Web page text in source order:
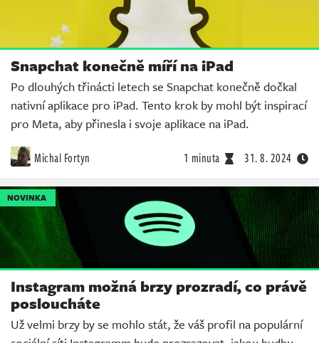
Snapchat konečně míří na iPad
Po dlouhých třinácti letech se Snapchat konečně dočkal
nativní aplikace pro iPad. Tento krok by mohl být inspirací
pro Meta, aby přinesla i svoje aplikace na iPad.
Michal Fortyn 1 minuta 31. 8. 2024
NOVINKA
Instagram možná brzy prozradí, co právě
posloucháte
Už velmi brzy by se mohlo stát, že váš profil na populární